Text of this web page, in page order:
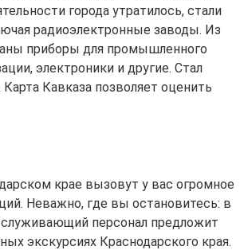
города утратилось, стали
радиоэлектронные заводы. Из
приборы для промышленного
электроники и другие. Стал
Кавказа позволяет оценить
крае вызовут у вас огромное
Неважно, где вы остановитесь: в
персонал предложит
экскурсиях Краснодарского края.